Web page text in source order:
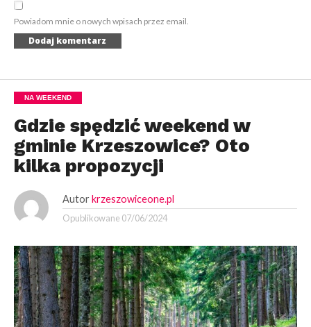
Powiadom mnie o nowych wpisach przez email.
NA WEEKEND
Gdzie spędzić weekend w
gminie Krzeszowice? Oto
kilka propozycji
Autor krzeszowiceone.pl
Opublikowane 07/06/2024